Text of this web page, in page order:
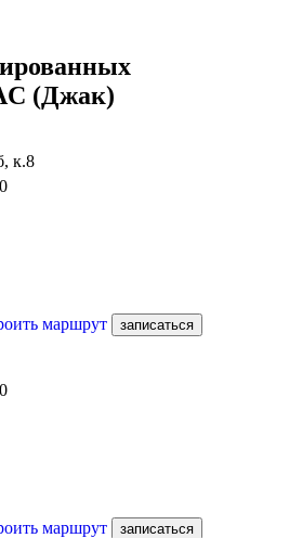
(Джак)
к.8
маршрут записаться
маршрут записаться